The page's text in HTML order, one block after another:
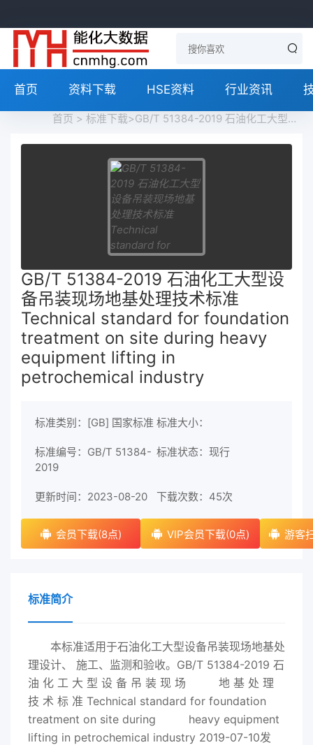
首页 资料下载 HSE资料 行业资讯
首页 > 标准下载>GB/T 51384-2019 石油化工大型设备吊装现场地基处理技术标准 Technical standard for foundation treatment on site during heavy equipment lifting in petrochemical industry免费下载
GB/T 51384-2019 石油化工大型设
备吊装现场地基处理技术标准
Technical standard for foundation
treatment on site during heavy
equipment lifting in
petrochemical industry
标准类别：[GB] 国家标准 标准大小：
标准编号：GB/T 51384-
2019
标准状态：现行
更新时间：2023-08-20 下载次数： 45次
会员下载(8点) VIP会员下载(0点) 游客
标准简介
本标准适用于石油化工大型设备吊装现场地基处
理设计、 施工、监测和验收。GB/T 51384-2019 石
油 化 工 大 型 设 备 吊 装 现 场 地 基 处 理
技 术 标 准 Technical standard for foundation
treatment on site during heavy equipment
lifting in petrochemical industry 2019-07-10发